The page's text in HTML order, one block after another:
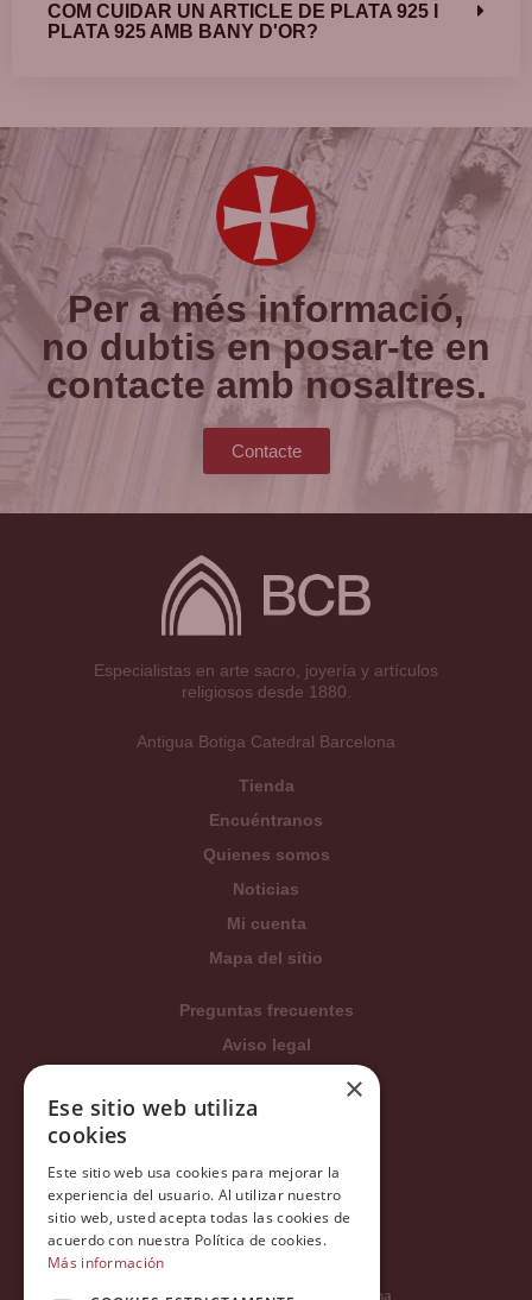
COM CUIDAR UN ARTICLE DE PLATA 925 I
PLATA 925 AMB BANY D'OR?
Per a més informació,
no dubtis en posar-te en
contacte amb nosaltres.
Contacte
Especialistas en arte sacro, joyería y artículos
religiosos desde 1880.
Antigua Botiga Catedral Barcelona
Tienda
Encuéntranos
Quienes somos
Noticias
Mi cuenta
Mapa del sitio
Preguntas frecuentes
Aviso legal
Condiciones generales
Política de privacidad
Política Integrada
Tratamiento de datos
Carrer del Duc, 12 - 08002 Barcelona
×
Ese sitio web utiliza
cookies
Este sitio web usa cookies para mejorar la
experiencia del usuario. Al utilizar nuestro
sitio web, usted acepta todas las cookies de
acuerdo con nuestra Política de cookies.
Más información